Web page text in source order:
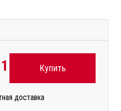
доставка
Купить